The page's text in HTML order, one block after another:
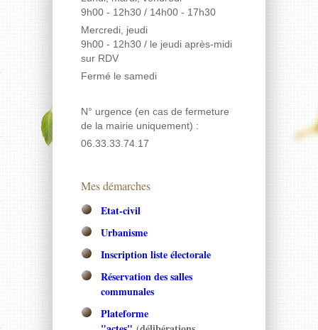
9h00 - 12h30 / 14h00 - 17h30
Mercredi, jeudi
9h00 - 12h30 / le jeudi après-midi
sur RDV
Fermé le samedi
N° urgence (en cas de fermeture
de la mairie uniquement) :
06.33.33.74.17
Mes démarches
Etat-civil
Urbanisme
Inscription liste électorale
Réservation des salles
communales
Plateforme